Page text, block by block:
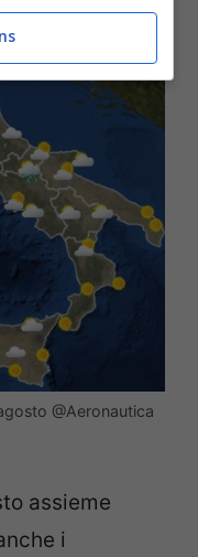
@Aeronautica
assieme
i